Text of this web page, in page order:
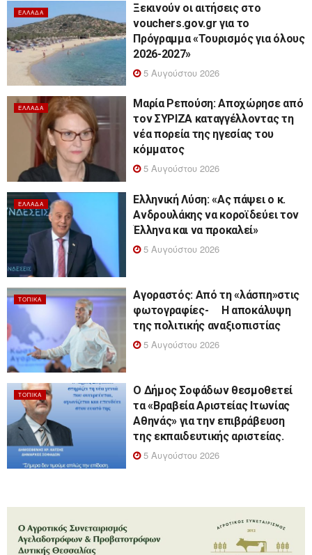
ΕΛΛΆΔΑ
Ξεκινούν οι αιτήσεις στο
vouchers.gov.gr για το
Πρόγραμμα «Τουρισμός για όλους
2026-2027»
5 Αυγούστου 2026
ΕΛΛΆΔΑ
Μαρία Ρεπούση: Αποχώρησε από
τον ΣΥΡΙΖΑ καταγγέλλοντας τη
νέα πορεία της ηγεσίας του
κόμματος
5 Αυγούστου 2026
ΕΛΛΆΔΑ
Ελληνική Λύση: «Ας πάψει ο κ.
Ανδρουλάκης να κοροϊδεύει τον
Έλληνα και να προκαλεί»
5 Αυγούστου 2026
ΤΟΠΙΚΆ
Αγοραστός: Από τη «λάσπη»στις
φωτογραφίες- Η αποκάλυψη
της πολιτικής αναξιοπιστίας
5 Αυγούστου 2026
ΤΟΠΙΚΆ
Ο Δήμος Σοφάδων θεσμοθετεί
τα «Βραβεία Αριστείας Ιτωνίας
Αθηνάς» για την επιβράβευση
της εκπαιδευτικής αριστείας.
5 Αυγούστου 2026